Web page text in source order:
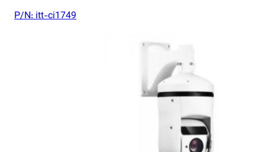
P/N:itt-ci1749